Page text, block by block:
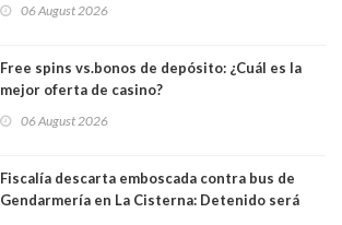
Académicos U. Católica Silva Henríquez
06 August 2026
Free spins vs.bonos de depósito: ¿Cuál es la
mejor oferta de casino?
06 August 2026
Fiscalía descarta emboscada contra bus de
Gendarmería en La Cisterna: Detenido será